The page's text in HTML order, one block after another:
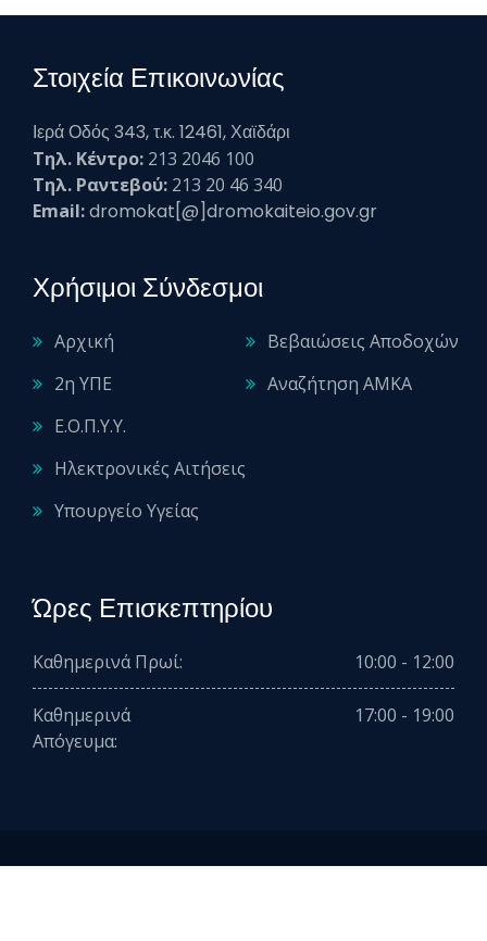
Στοιχεία Επικοινωνίας
Ιερά Οδός 343, τ.κ. 12461, Χαϊδάρι
Τηλ. Κέντρο: 213 2046 100
Τηλ. Ραντεβού: 213 20 46 340
Email:dromokat[@]dromokaiteio.gov.gr
Χρήσιμοι Σύνδεσμοι
Αρχική
2η ΥΠΕ
Ε.Ο.Π.Υ.Υ.
Ηλεκτρονικές Αιτήσεις
Υπουργείο Υγείας
Βεβαιώσεις Αποδοχών
Αναζήτηση ΑΜΚΑ
Ώρες Επισκεπτηρίου
Καθημερινά Πρωί: 10:00 - 12:00
Καθημερινά
Απόγευμα:
17:00 - 19:00